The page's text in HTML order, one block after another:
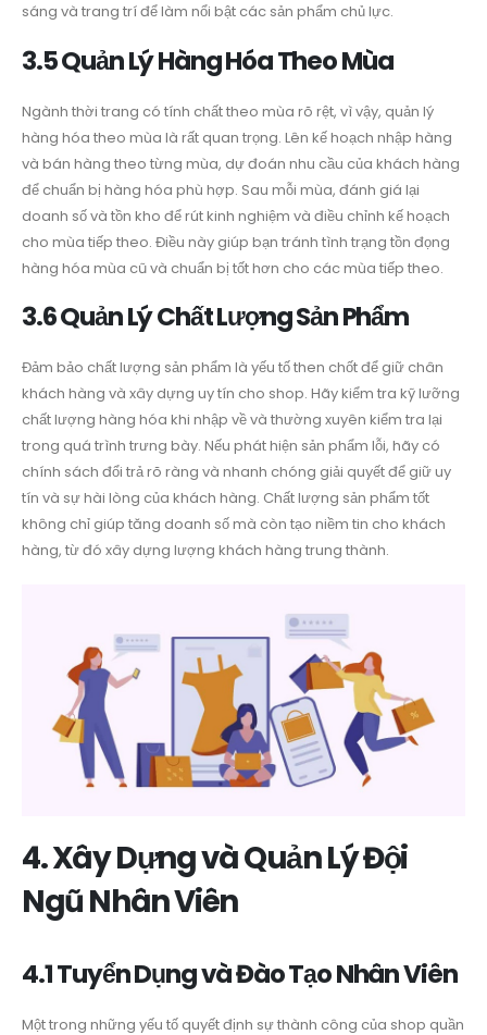
sáng và trang trí để làm nổi bật các sản phẩm chủ lực.
3.5 Quản Lý Hàng Hóa Theo Mùa
Ngành thời trang có tính chất theo mùa rõ rệt, vì vậy, quản lý
hàng hóa theo mùa là rất quan trọng. Lên kế hoạch nhập hàng
và bán hàng theo từng mùa, dự đoán nhu cầu của khách hàng
để chuẩn bị hàng hóa phù hợp. Sau mỗi mùa, đánh giá lại
doanh số và tồn kho để rút kinh nghiệm và điều chỉnh kế hoạch
cho mùa tiếp theo. Điều này giúp bạn tránh tình trạng tồn đọng
hàng hóa mùa cũ và chuẩn bị tốt hơn cho các mùa tiếp theo.
3.6 Quản Lý Chất Lượng Sản Phẩm
Đảm bảo chất lượng sản phẩm là yếu tố then chốt để giữ chân
khách hàng và xây dựng uy tín cho shop. Hãy kiểm tra kỹ lưỡng
chất lượng hàng hóa khi nhập về và thường xuyên kiểm tra lại
trong quá trình trưng bày. Nếu phát hiện sản phẩm lỗi, hãy có
chính sách đổi trả rõ ràng và nhanh chóng giải quyết để giữ uy
tín và sự hài lòng của khách hàng. Chất lượng sản phẩm tốt
không chỉ giúp tăng doanh số mà còn tạo niềm tin cho khách
hàng, từ đó xây dựng lượng khách hàng trung thành.
4. Xây Dựng và Quản Lý Đội
Ngũ Nhân Viên
4.1 Tuyển Dụng và Đào Tạo Nhân Viên
Một trong những yếu tố quyết định sự thành công của shop quần